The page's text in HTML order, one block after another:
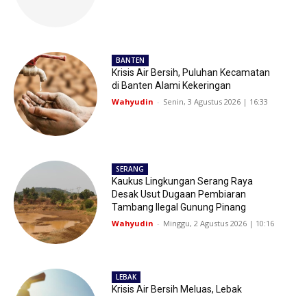
BANTEN
Krisis Air Bersih, Puluhan Kecamatan
di Banten Alami Kekeringan
Wahyudin - Senin, 3 Agustus 2026 | 16:33
SERANG
Kaukus Lingkungan Serang Raya
Desak Usut Dugaan Pembiaran
Tambang Ilegal Gunung Pinang
Wahyudin - Minggu, 2 Agustus 2026 | 10:16
LEBAK
Krisis Air Bersih Meluas, Lebak